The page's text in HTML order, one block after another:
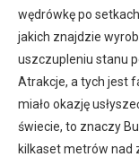
wędrówkę po
jakich znajdzie
uszczupleniu stanu
Atrakcje, a tych jest
miało okazję
świecie, to znaczy
kilkaset metrów nad